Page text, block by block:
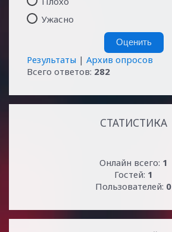
Ужасно
Результаты | Архив опросов
Всего ответов: 282
СТАТИСТИКА
Онлайн всего: 1
Гостей: 1
Пользователей: 0